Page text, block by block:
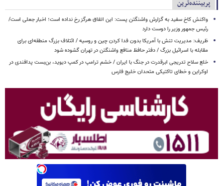
پربیننده‌ترین
واکنش کاخ سفید به گزارش واشنگتن پست: این اتفاق هرگز رخ نداده است؛ اخبار جعلی است/
رئیس جمهور وزیر را دوست دارد
ظریف: مدیریت تنش با آمریکا بدون فدا کردن چین و روسیه / ائتلاف بزرگ منطقه‌ای برای
مقابله با اسرائیل بزرگ / دفتر حافظ منافع واشنگتن در تهران گشوده شود
خلع سلاح تدریجی ابرقدرت در جنگ با ایران / خشم ترامپ در کمپ دیوید، بن‌بست پدافندی در
اوکراین و خطای تاکتیکی متحدان خلیج فارس